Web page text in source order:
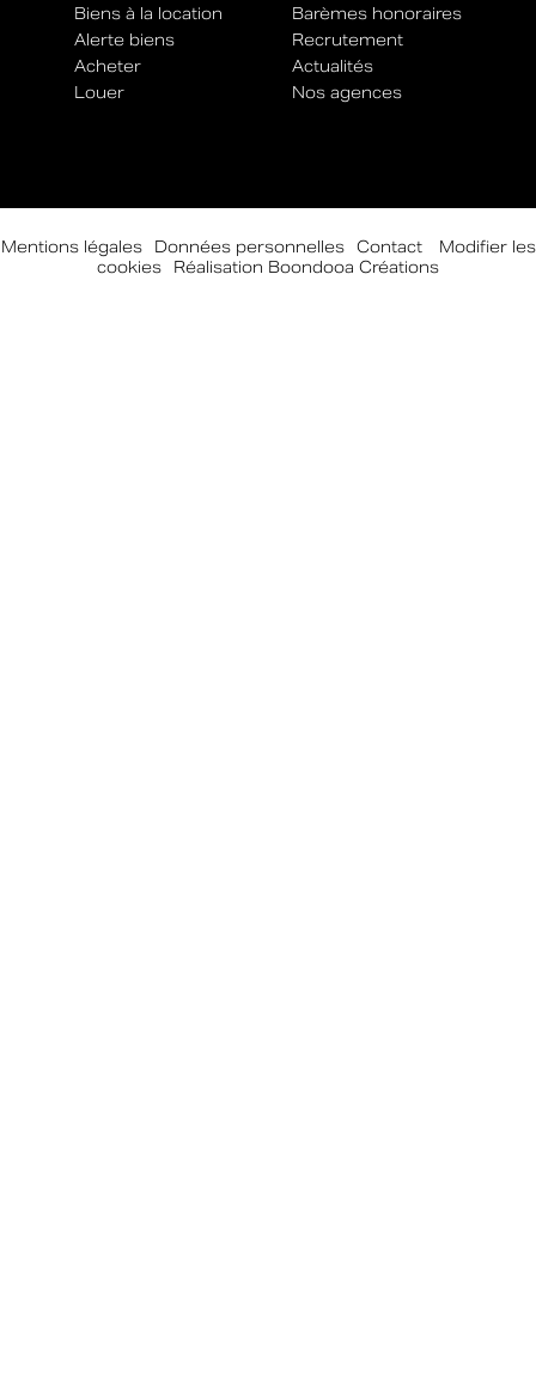
Biens à la location
Alerte biens
Acheter
Louer
Barèmes honoraires
Recrutement
Actualités
Nos agences
Mentions légales- Données personnelles- Contact-
Modifier les
cookies
Réalisation Boondooa Créations